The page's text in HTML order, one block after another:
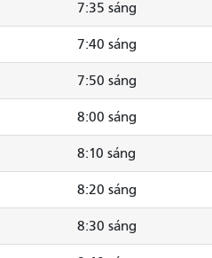
7:35 sáng
7:40 sáng
7:50 sáng
8:00 sáng
8:10 sáng
8:20 sáng
8:30 sáng